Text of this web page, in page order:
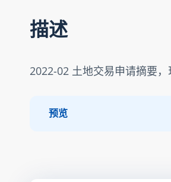
描述
2022-02 土地交易申请摘要
预览